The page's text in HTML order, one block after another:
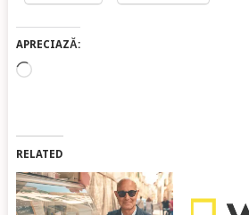
APRECIAZĂ:
Încarc...
RELATED